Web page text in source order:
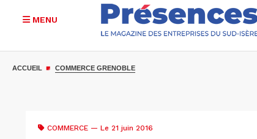
MENU
ACCUEIL COMMERCE GRENOBLE
COMMERCE — Le 21 juin 2016